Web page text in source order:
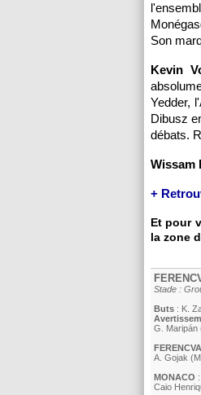
Son
Kevin
Yedder,
Dibusz
débats.
Wissam
+
Et pour
la zone
Stade :
Buts : K.
G. Maripán
A. Gojak
MONACO :
Caio